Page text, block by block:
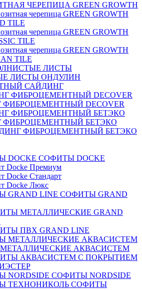
ЧЕРЕПИЦА GREEN GROWTH
черепица GREEN GROWTH
TILE
черепица GREEN GROWTH
TILE
черепица GREEN GROWTH
TILE
ЛИСТЫ
ЛИСТЫ ОНДУЛИН
САЙДИНГ
DECOVER
ФИБРОЦЕМЕНТНЫЙ БЕТЭКО
ФИБРОЦЕМЕНТНЫЙ БЕТЭКО
СОФИТЫ DOCKE
Docke Премиум
Docke Стандарт
Docke Люкс
СОФИТЫ GRAND
МЕТАЛЛИЧЕСКИЕ GRAND
ПВХ GRAND LINE
АКВАСИСТЕМ
АКВАСИСТЕМ С ПОКРЫТИЕМ
СОФИТЫ NORDSIDE
СОФИТЫ